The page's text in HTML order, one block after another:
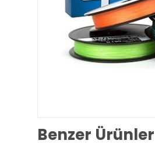
Benzer Ürünler